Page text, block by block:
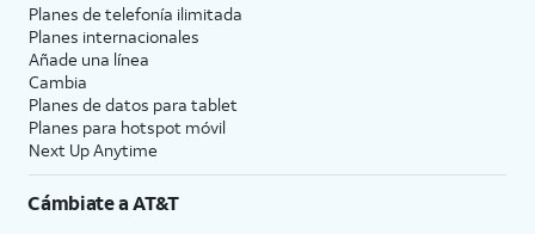
Planes de telefonía ilimitada
Planes internacionales
Añade una línea
Cambia
Planes de datos para tablet
Planes para hotspot móvil
Next Up Anytime
Cámbiate aAT&T